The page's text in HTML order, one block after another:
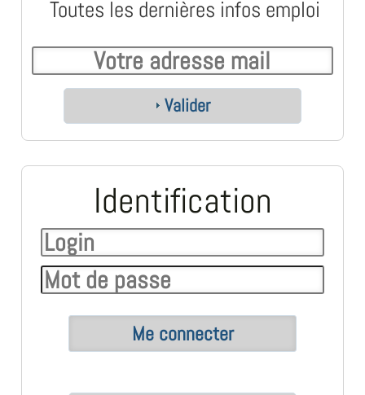
Toutes les dernières infos emploi
Valider
Identification